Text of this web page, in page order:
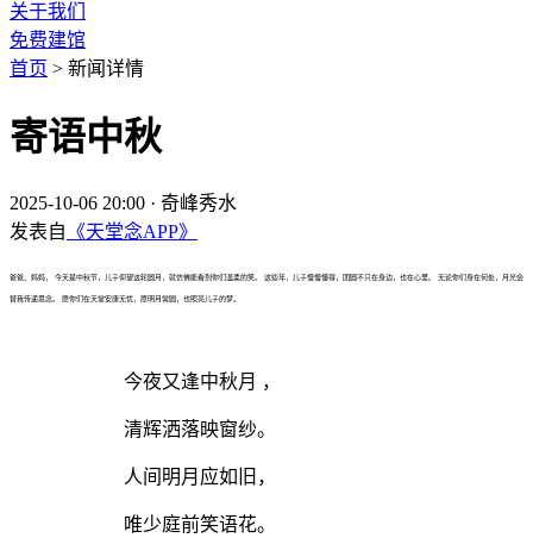
关于我们
免费建馆
首页 > 新闻详情
寄语中秋
2025-10-06 20:00 · 奇峰秀水
发表自 《天堂念APP》
爸爸、妈妈， 今天是中秋节，儿子仰望这轮圆月，就仿佛能看到你们温柔的笑。 这些年，儿子慢慢懂得，团圆不只在身边，也在心里。 无论你们身在何处，月光会
替我传递思念。 愿你们在天堂安康无忧，愿明月常圆，也照亮儿子的梦。
今夜又逢中秋月 ，
清辉洒落映窗纱。
人间明月应如旧，
唯少庭前笑语花。